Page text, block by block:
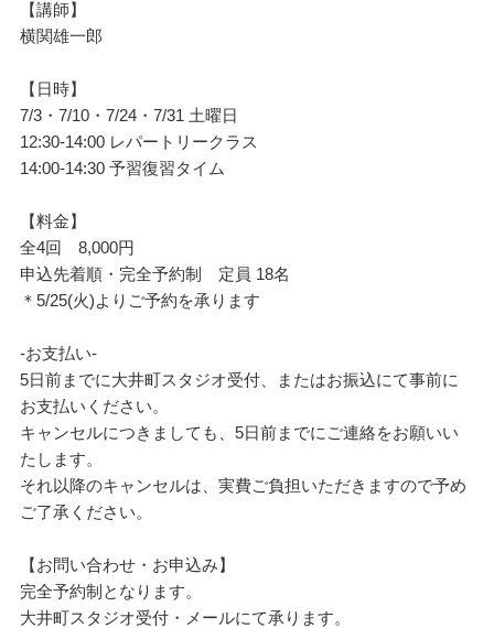
【講師】
横関雄一郎
【日時】
7/3・7/10・7/24・7/31 土曜日
12:30-14:00 レパートリークラス
14:00-14:30 予習復習タイム
【料金】
全4回 8,000円
申込先着順・完全予約制 定員 18名
＊5/25(火)よりご予約を承ります
-お支払い-
5日前までに大井町スタジオ受付、またはお振込にて事前に
お支払いください。
キャンセルにつきましても、5日前までにご連絡をお願いい
たします。
それ以降のキャンセルは、実費ご負担いただきますので予め
ご了承ください。
【お問い合わせ・お申込み】
完全予約制となります。
大井町スタジオ受付・メールにて承ります。